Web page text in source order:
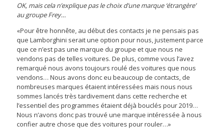
OK, mais cela n’explique pas le choix d’une marque ‘étrangère’
au groupe Frey…
«Pour être honnête, au début des contacts je ne pensais pas
que Lamborghini serait une option pour nous, justement parce
que ce n’est pas une marque du groupe et que nous ne
vendons pas de telles voitures. De plus, comme vous l’avez
remarqué nous avons toujours roulé des voitures que nous
vendons… Nous avons donc eu beaucoup de contacts, de
nombreuses marques étaient intéressées mais nous nous
sommes lancés très tardivement dans cette recherche et
l’essentiel des programmes étaient déjà bouclés pour 2019…
Nous n’avons donc pas trouvé une marque intéressée à nous
confier autre chose que des voitures pour rouler…»